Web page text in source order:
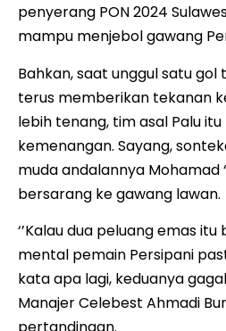
penyerang PON 2024
mampu menjebol gawang
Bahkan, saat unggul satu
terus memberikan tekanan
lebih tenang, tim asal Palu
kemenangan. Sayang,
muda andalannya Mohamad
bersarang ke gawang lawan.
‘’Kalau dua peluang emas itu
mental pemain Persipani
kata apa lagi, keduanya
Manajer Celebest Ahmadi